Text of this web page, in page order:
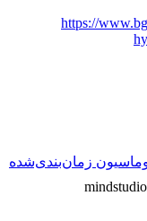
https://